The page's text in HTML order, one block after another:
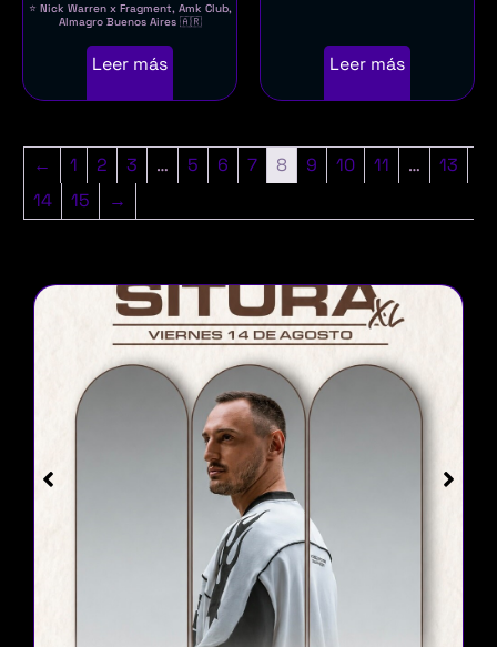
⭐ Nick Warren x Fragment, Amk Club,
Almagro Buenos Aires 🇦🇷
Leer más Leer más
← 1 2 3 … 5 6 7 8 9 10 11 …
13
14
15 →